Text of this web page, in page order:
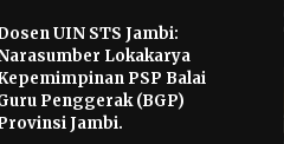
UIN STS Jambi:
Lokakarya
PSP Balai
Penggerak (BGP)
Jambi.